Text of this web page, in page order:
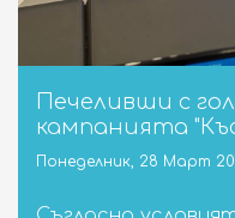
Печеливши с
кампанията
Понеделник, 28 Март